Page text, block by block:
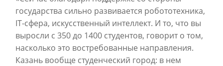
государства сильно развивается робототехника,
IT-сфера, искусственный интеллект. И то, что вы
выросли с 350 до 1400 студентов, говорит о том,
насколько это востребованные направления.
Казань вообще студенческий город: в нем